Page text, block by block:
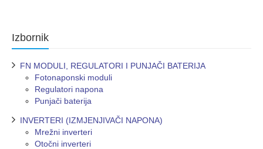
Izbornik
FN MODULI, REGULATORI I PUNJAČI BATERIJA
Fotonaponski moduli
Regulatori napona
Punjači baterija
INVERTERI (IZMJENJIVAČI NAPONA)
Mrežni inverteri
Otočni inverteri